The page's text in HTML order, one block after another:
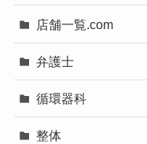
店舗一覧.com
弁護士
循環器科
整体